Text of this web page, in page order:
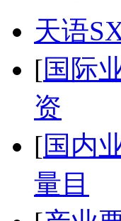
天语
[国际
资
[国内
量目